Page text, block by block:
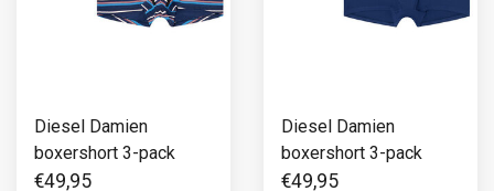
Diesel Damien
boxershort 3-pack
€49,95
Diesel Damien
boxershort 3-pack
€49,95